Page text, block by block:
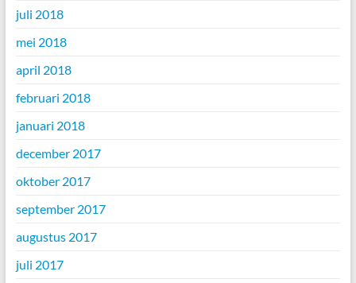
juli 2018
mei 2018
april 2018
februari 2018
januari 2018
december 2017
oktober 2017
september 2017
augustus 2017
juli 2017